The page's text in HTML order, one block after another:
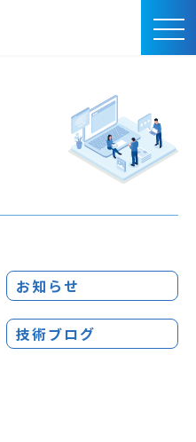
お知らせ
技術ブログ